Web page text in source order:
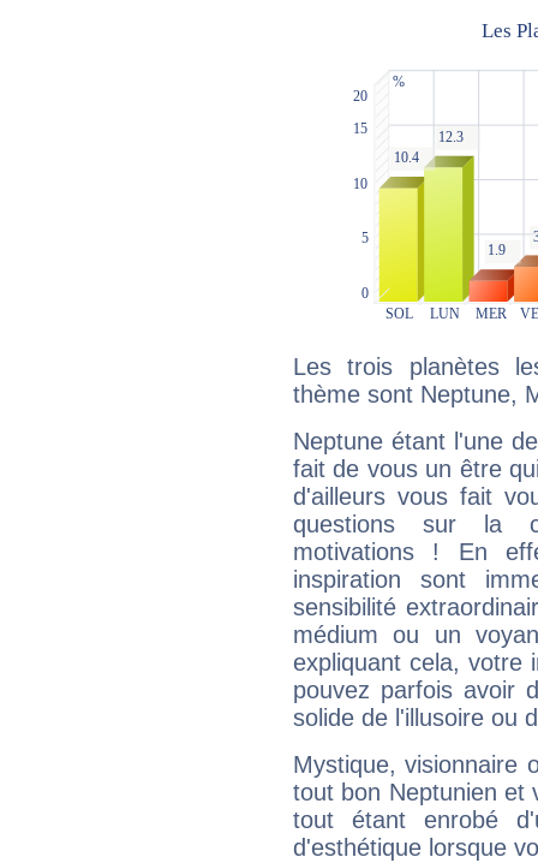
Les trois planètes
thème sont Neptune,
Neptune étant l'une
fait de vous un être
d'ailleurs vous fait
questions sur la
motivations ! En
inspiration sont
sensibilité
médium ou un
expliquant cela, votre
pouvez parfois avoir
solide de l'illusoire ou
Mystique, visionnaire
tout bon Neptunien et
tout étant enrobé
d'esthétique lorsque